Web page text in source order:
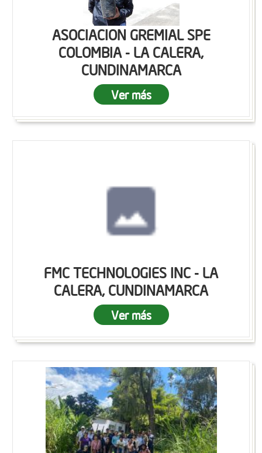
ASOCIACION GREMIAL SPE
COLOMBIA - LA CALERA,
CUNDINAMARCA
Ver más
FMC TECHNOLOGIES INC - LA
CALERA, CUNDINAMARCA
Ver más